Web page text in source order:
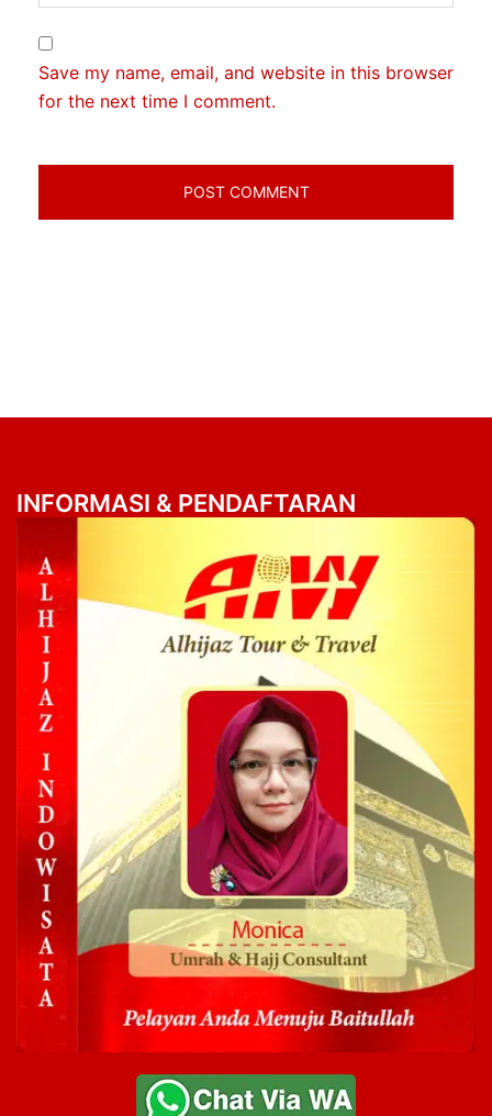
Save my name, email, and website in this browser
for the next time I comment.
INFORMASI & PENDAFTARAN